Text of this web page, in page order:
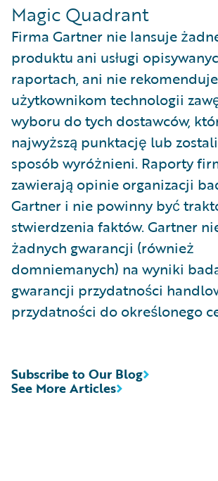
Magic Quadrant
Firma Gartner nie lansuje
produktu ani usługi
raportach, ani nie rekomenduje
użytkownikom technologii
wyboru do tych dostawców,
najwyższą punktację lub
sposób wyróżnieni. Raporty
zawierają opinie organizacji
Gartner i nie powinny być
stwierdzenia faktów. Gartner
żadnych gwarancji (również
domniemanych) na wyniki
gwarancji przydatności
przydatności do określonego
See More Articles
Subscribe to Our Blog